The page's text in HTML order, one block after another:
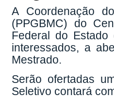
A Coordenação
(PPGBMC) do
Federal do
interessados, a
Mestrado.
Serão ofertadas
Seletivo contará